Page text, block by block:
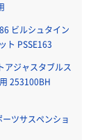
ビルシュタイン
ト PSSE163
アジャスタブルス
253100BH
ツサスペンショ